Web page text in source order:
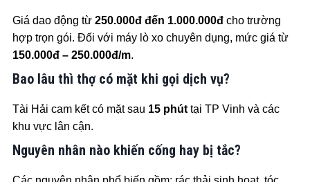
Giá dao động từ 250.000đ đến 1.000.000đ cho trường
hợp trọn gói. Đối với máy lò xo chuyên dụng, mức giá từ
150.000đ – 250.000đ/m.
Bao lâu thì thợ có mặt khi gọi dịch vụ?
Tài Hải cam kết có mặt sau 15 phúttại TP Vinh và các
khu vực lân cận.
Nguyên nhân nào khiến cống hay bị tắc?